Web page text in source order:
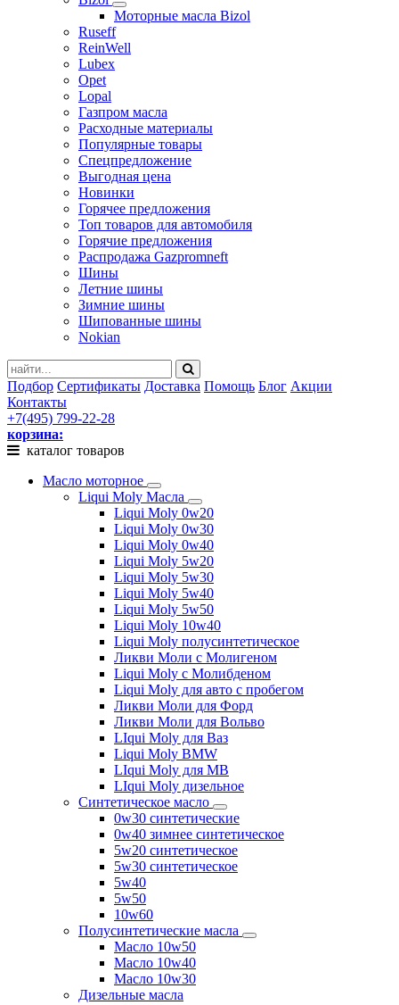
Моторные масла Bizol
Ruseff
ReinWell
Lubex
Opet
Lopal
Газпром масла
Расходные материалы
Популярные товары
Спецпредложение
Выгодная цена
Новинки
Горячее предложения
Топ товаров для автомобиля
Горячие предложения
Распродажа Gazpromneft
Шины
Летние шины
Зимние шины
Шипованные шины
Nokian
Подбор Сертификаты Доставка Помощь Блог Акции
Контакты
+7(495) 799-22-28
корзина:
каталог товаров
Масло моторное
Liqui Moly Масла
Liqui Moly 0w20
Liqui Moly 0w30
Liqui Moly 0w40
Liqui Moly 5w20
Liqui Moly 5w30
Liqui Moly 5w40
Liqui Moly 5w50
Liqui Moly 10w40
Liqui Moly полусинтетическое
Ликви Моли с Молигеном
Liqui Moly с Молибденом
Liqui Moly для авто с пробегом
Ликви Моли для Форд
Ликви Моли для Вольво
LIqui Moly для Ваз
Liqui Moly BMW
LIqui Moly для MB
LIqui Moly дизельное
Синтетическое масло
0w30 синтетические
0w40 зимнее синтетическое
5w20 синтетическое
5w30 синтетическое
5w40
5w50
10w60
Полусинтетические масла
Масло 10w50
Масло 10w40
Масло 10w30
Дизельные масла